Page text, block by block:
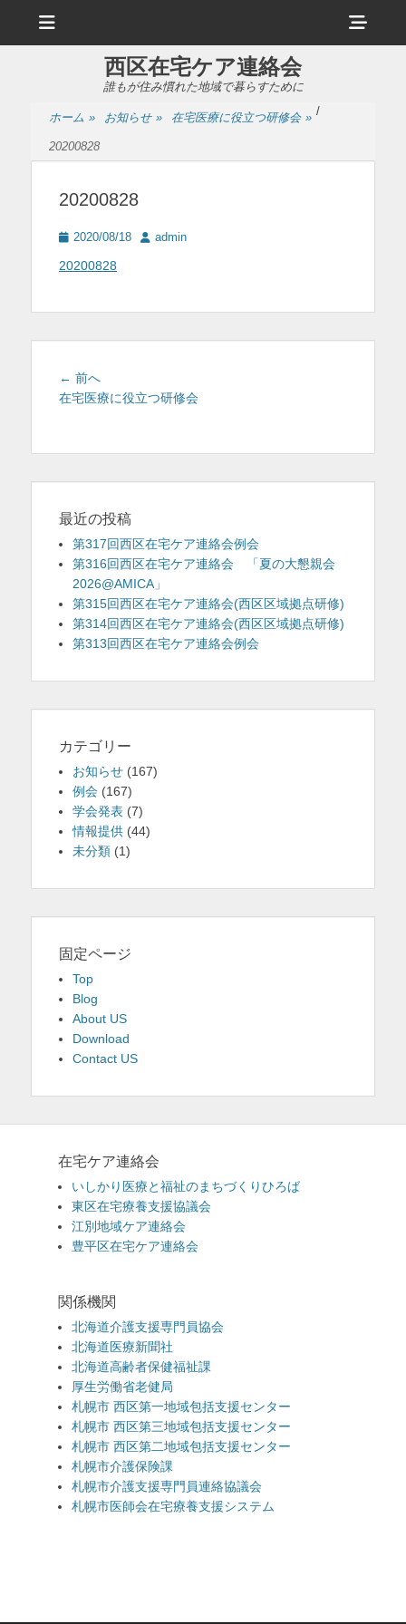
ュ
ヘ
ッ
イ
ン
テ
表
示
西区在宅ケア連絡会
誰もが住み慣れた地域で暮らすために
ホーム » お知らせ » /
在宅医療に役立つ研修会 »
20200828
20200828
投
日
2020/08/18
投 admin
20200828
投
稿
ー
シ
ョ
ン
← 前へ
の
在宅医療に役立つ研修会
最近の投稿
第317回西区在宅ケア連絡会例会
第316回西区在宅ケア連絡会 「夏の大懇親会
2026@AMICA」
第315回西区在宅ケア連絡会(西区区域拠点研修)
第314回西区在宅ケア連絡会(西区区域拠点研修)
第313回西区在宅ケア連絡会例会
カテゴリー
お知らせ (167)
例会 (167)
学会発表 (7)
情報提供 (44)
未分類 (1)
固定ページ
Top
Blog
About US
Download
Contact US
在宅ケア連絡会
いしかり医療と福祉のまちづくりひろば
東区在宅療養支援協議会
江別地域ケア連絡会
豊平区在宅ケア連絡会
関係機関
北海道介護支援専門員協会
北海道医療新聞社
北海道高齢者保健福祉課
厚生労働省老健局
札幌市 西区第一地域包括支援センター
札幌市 西区第三地域包括支援センター
札幌市 西区第二地域包括支援センター
札幌市介護保険課
札幌市介護支援専門員連絡協議会
札幌市医師会在宅療養支援システム